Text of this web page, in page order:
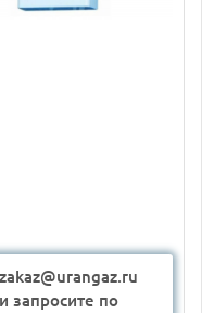
запросите по